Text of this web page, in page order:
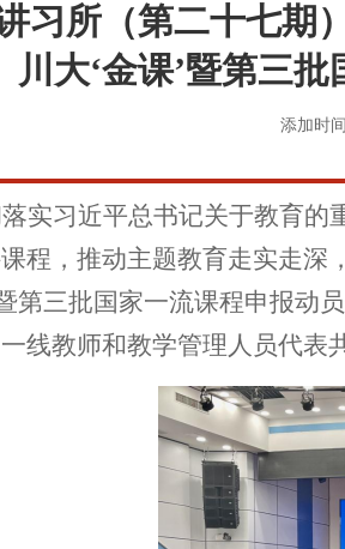
讲习所（第二十七
川大‘金课’暨第三
添加时
实习近平总书记关于教育的
课程， 推动主题教育走实走深，
第三批国家一流课程申报动
一线教师和教学管理人员代表